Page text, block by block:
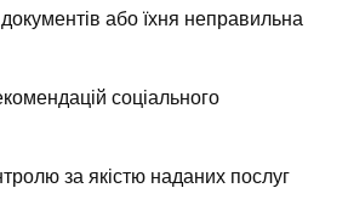
або їхня неправильна
соціального
за якістю наданих послуг